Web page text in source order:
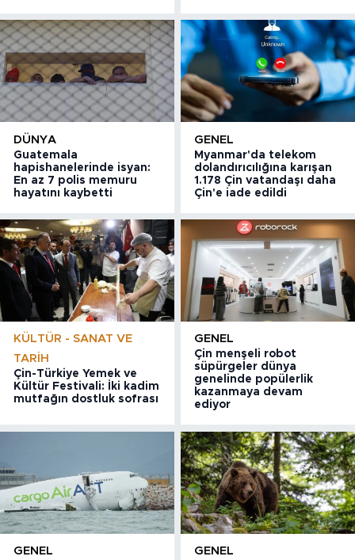
DÜNYA
Guatemala
hapishanelerinde isyan:
En az 7 polis memuru
hayatını kaybetti
GENEL
Myanmar'da telekom
dolandırıcılığına karışan
1.178 Çin vatandaşı daha
Çin'e iade edildi
KÜLTÜR - SANAT VE
TARIH
Çin-Türkiye Yemek ve
Kültür Festivali: İki kadim
mutfağın dostluk sofrası
GENEL
Çin menşeli robot
süpürgeler dünya
genelinde popülerlik
kazanmaya devam
ediyor
GENEL GENEL